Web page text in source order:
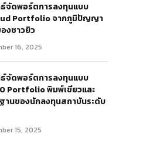
จัดพอร์ตการลงทุนแบบ
Portfolio จากภูมิปัญญา
งชาวยิว
16, 2025
จัดพอร์ตการลงทุนแบบ
Portfolio พิมพ์เขียวและ
านของนักลงทุนสถาบันระดับ
15, 2025